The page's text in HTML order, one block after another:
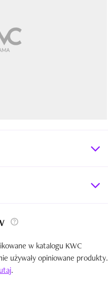
w katalogu KWC
używały opiniowane produkty.
.